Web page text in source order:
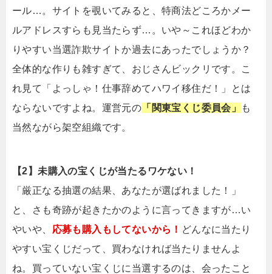
ール…。サイトを覗いてみると、特商法どころかメー
ルアドレスすらも見当たらず…。いや～これほどわか
りやすい当選詐欺サイトか過去にあったでしょうか？
全体的な作りも雑すぎて、おじさんビックリです。こ
れ見て「よっしゃ！仕事辞めてハワイ移住だ！」とは
ならないですよね。運営元の 「関東宝くじ委員会」
も
当然ながら架空組織です。
【2】未購入の宝くじが当たるワケない！
「厳正なる抽選の結果、あなたが選ばれました！」
と、さも奇跡が起きたかのように言ってきますが…い
やいや、 応募も購入もしてないから！ どんなに当たり
やすい宝くじだって、買わなければ当たりませんよ
ね。買っていない宝くじに当選するのは、会ったこと